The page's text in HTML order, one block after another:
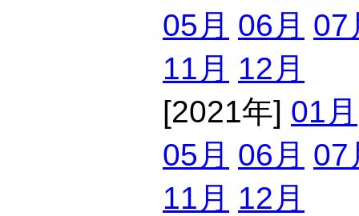
05月 06月 07
11月 12月
[2021年] 01月
05月 06月 07
11月 12月